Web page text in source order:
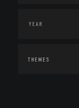
THEMES